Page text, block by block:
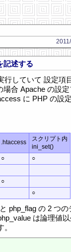
記述する
行していて 設定項
場合 Apache の設
に PHP の設
.htaccess
スクリプト内
ini_set()
○
○
○
○
php_flag の 2 つの
は論理値